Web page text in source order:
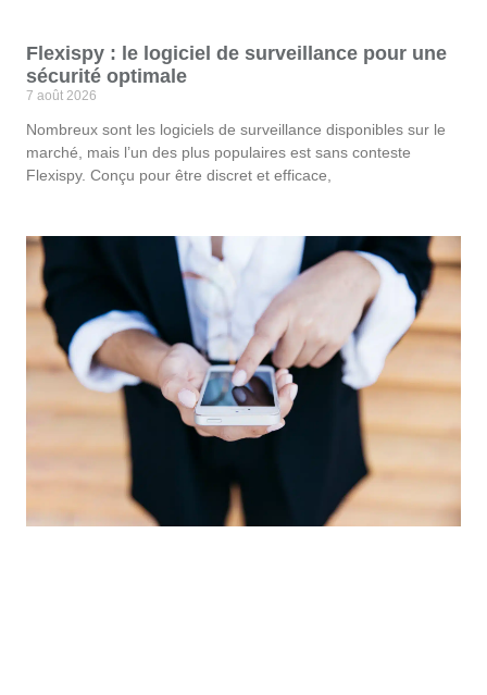
Flexispy : le logiciel de surveillance pour une
sécurité optimale
7 août 2026
Nombreux sont les logiciels de surveillance disponibles sur le
marché, mais l’un des plus populaires est sans conteste
Flexispy. Conçu pour être discret et efficace,